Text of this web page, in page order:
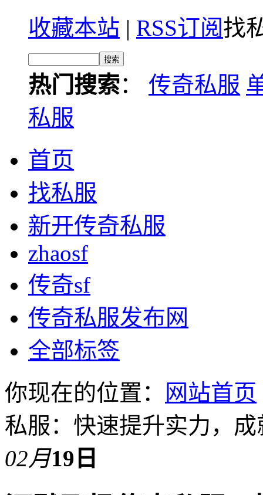
收藏本站 | RSS订阅找
热门搜索： 传奇私服
私服
首页
找私服
新开传奇私服
zhaosf
传奇sf
传奇私服发布网
全部标签
你现在的位置：
网站首页
私服：快速提升实力，
02月19日